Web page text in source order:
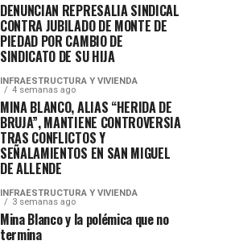
DENUNCIAN REPRESALIA SINDICAL
CONTRA JUBILADO DE MONTE DE
PIEDAD POR CAMBIO DE
SINDICATO DE SU HIJA
INFRAESTRUCTURA Y VIVIENDA
4 semanas ago
MINA BLANCO, ALIAS “HERIDA DE
BRUJA”, MANTIENE CONTROVERSIA
TRAS CONFLICTOS Y
SEÑALAMIENTOS EN SAN MIGUEL
DE ALLENDE
INFRAESTRUCTURA Y VIVIENDA
3 semanas ago
Mina Blanco y la polémica que no
termina